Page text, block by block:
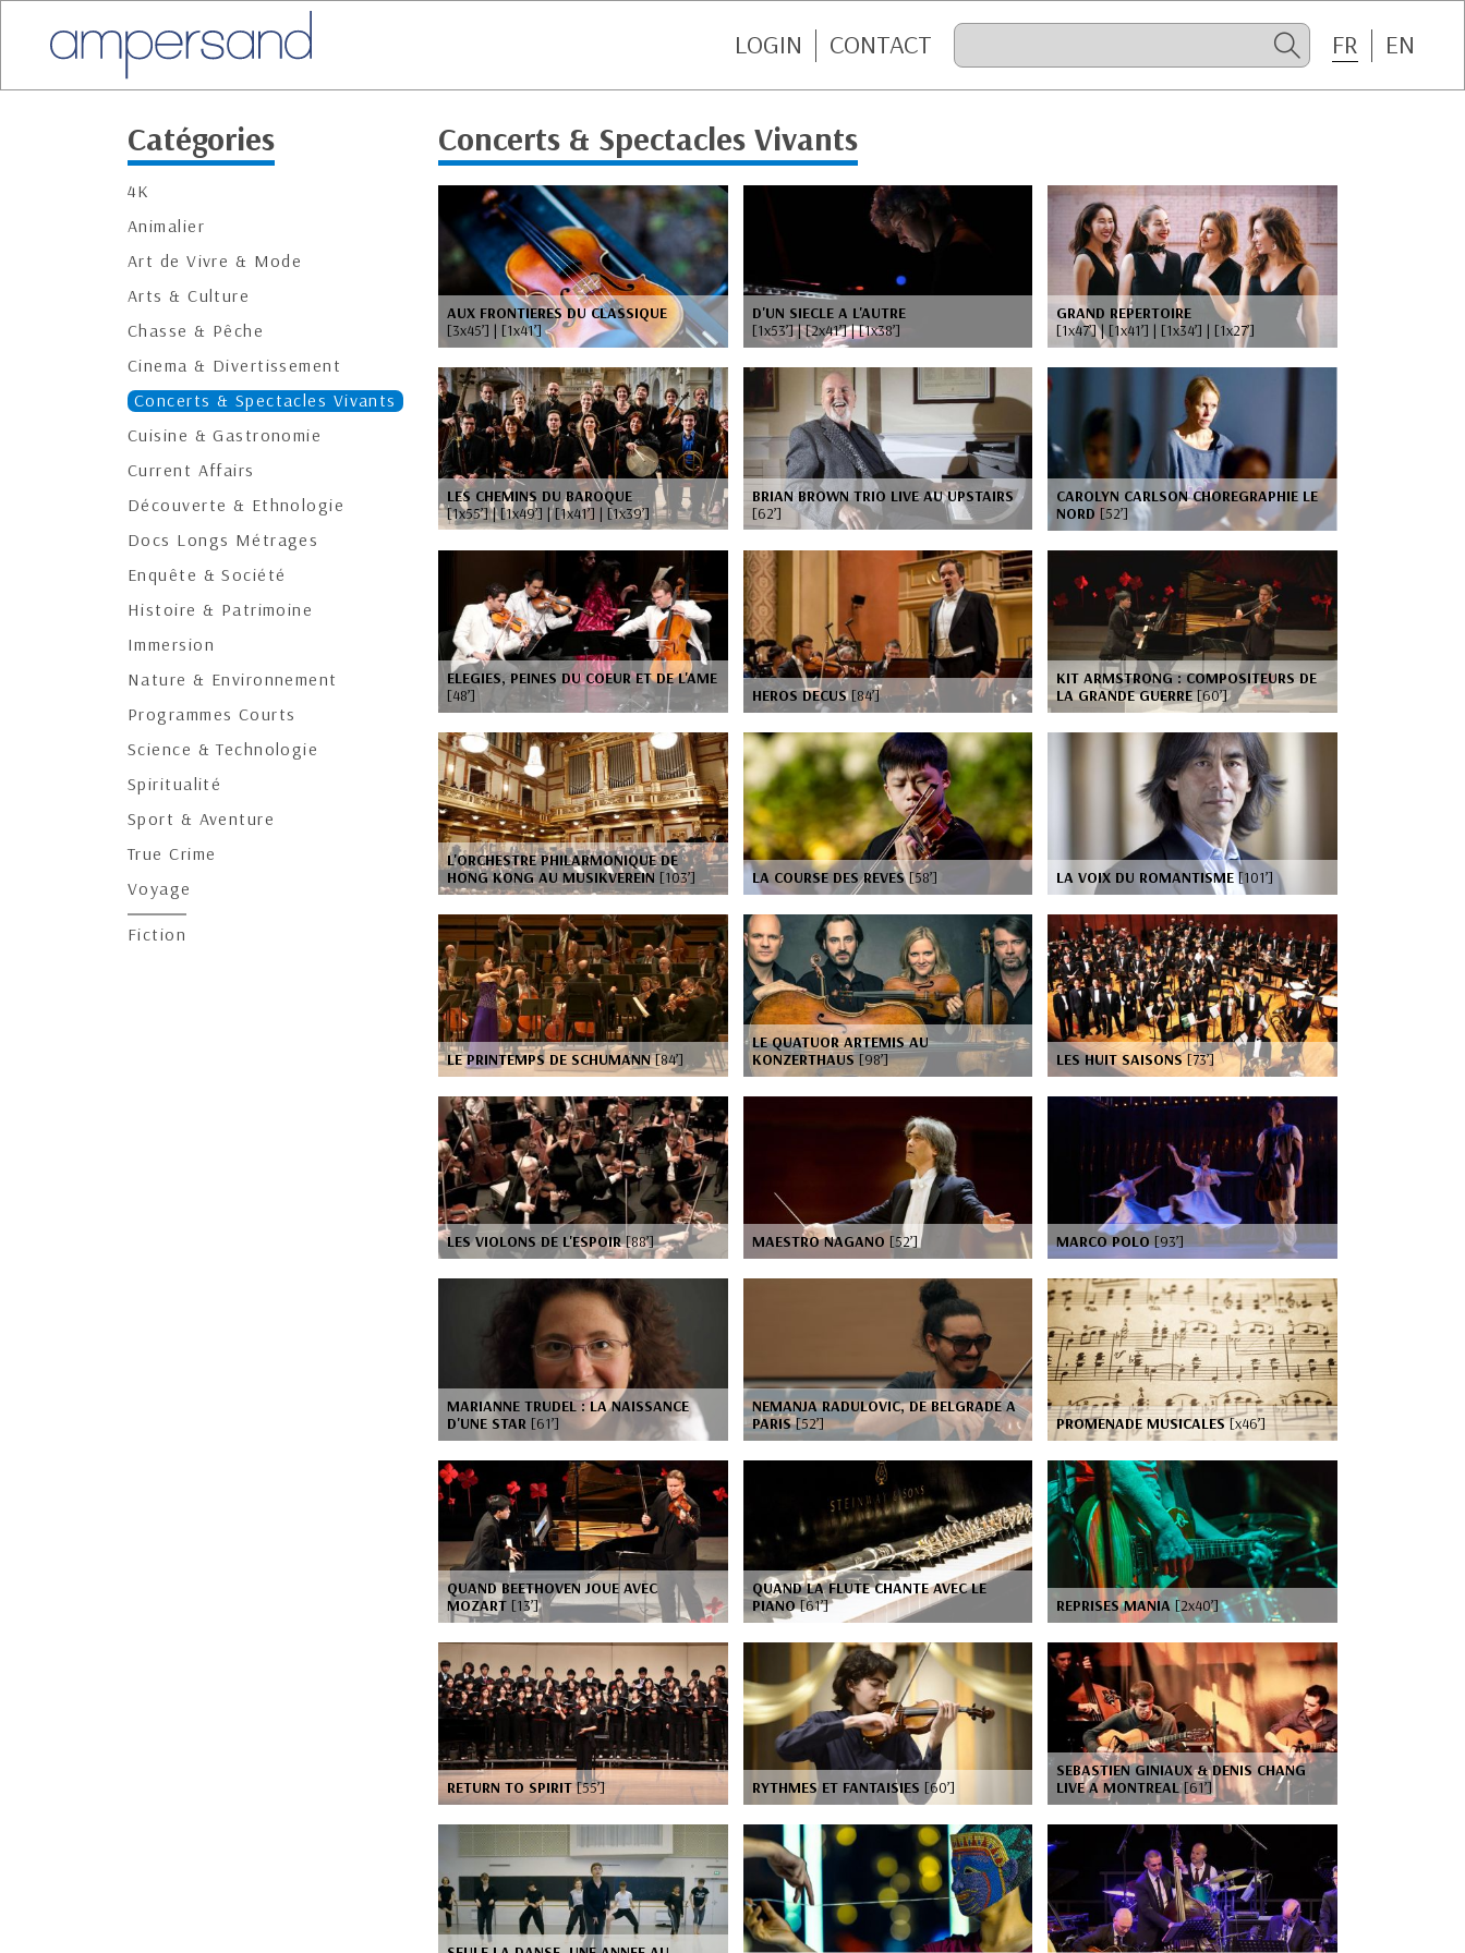
LOGIN CONTACT FR EN
Catégories
4K
Animalier
Art de Vivre & Mode
Arts & Culture
Chasse & Pêche
Cinema & Divertissement
Concerts & Spectacles Vivants
Cuisine & Gastronomie
Current Affairs
Découverte & Ethnologie
Docs Longs Métrages
Enquête & Société
Histoire & Patrimoine
Immersion
Nature & Environnement
Programmes Courts
Science & Technologie
Spiritualité
Sport & Aventure
True Crime
Voyage
Fiction
Concerts & Spectacles Vivants
AUX FRONTIERES DU CLASSIQUE
[3x45’] | [1x41’]
D'UN SIECLE A L'AUTRE
[1x53’] | [2x41’] | [1x38’]
GRAND REPERTOIRE
[1x47’] | [1x41’] | [1x34’] | [1x27’]
LES CHEMINS DU BAROQUE
[1x55’] | [1x49’] | [1x41’] | [1x39’]
BRIAN BROWN TRIO LIVE AU UPSTAIRS
[62’]
CAROLYN CARLSON CHOREGRAPHIE LE
NORD[52’]
ELEGIES, PEINES DU COEUR ET DE L'AME
[48’]
HEROS DECUS[84’]
KIT ARMSTRONG : COMPOSITEURS DE
LA GRANDE GUERRE[60’]
L'ORCHESTRE PHILARMONIQUE DE
HONG KONG AU MUSIKVEREIN [103’] LA COURSE DES REVES[58’] LA VOIX DU ROMANTISME[101’]
LE PRINTEMPS DE SCHUMANN[84’]
LE QUATUOR ARTEMIS AU
KONZERTHAUS[98’] LES HUIT SAISONS[73’]
LES VIOLONS DE L'ESPOIR[88’] MAESTRO NAGANO [52’] MARCO POLO[93’]
MARIANNE TRUDEL : LA NAISSANCE
D'UNE STAR [61’]
NEMANJA RADULOVIC, DE BELGRADE A
PARIS[52’] PROMENADE MUSICALES[x46’]
QUAND BEETHOVEN JOUE AVEC
MOZART [13’]
QUAND LA FLUTE CHANTE AVEC LE
PIANO[61’] REPRISES MANIA[2x40’]
RETURN TO SPIRIT[55’] RYTHMES ET FANTAISIES [60’]
SEBASTIEN GINIAUX & DENIS CHANG
LIVE A MONTREAL[61’]